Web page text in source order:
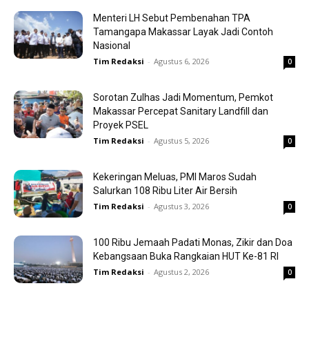
Menteri LH Sebut Pembenahan TPA
Tamangapa Makassar Layak Jadi Contoh
Nasional
Tim Redaksi - Agustus 6, 2026 0
Sorotan Zulhas Jadi Momentum, Pemkot
Makassar Percepat Sanitary Landfill dan
Proyek PSEL
Tim Redaksi - Agustus 5, 2026 0
Kekeringan Meluas, PMI Maros Sudah
Salurkan 108 Ribu Liter Air Bersih
Tim Redaksi - Agustus 3, 2026 0
100 Ribu Jemaah Padati Monas, Zikir dan Doa
Kebangsaan Buka Rangkaian HUT Ke-81 RI
Tim Redaksi - Agustus 2, 2026 0